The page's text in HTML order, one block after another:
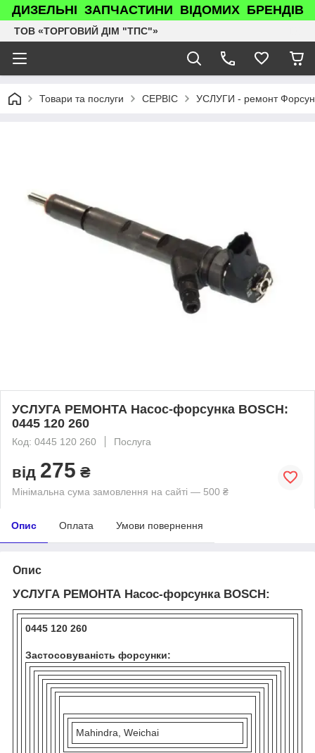
ДИЗЕЛЬНІ ЗАПЧАСТИНИ ВІДОМИХ БРЕНДІВ
ТОВ «ТОРГОВИЙ ДІМ "ТПС"»
Товари та послуги СЕРВІС УСЛУГИ - ремонт
УСЛУГА РЕМОНТА Насос-форсунка BOSCH:
0445 120 260
Код: 0445 120 260 Послуга
від 275 ₴
Мінімальна сума замовлення на сайті — 500 ₴
Опис Оплата Умови повернення
Опис
УСЛУГА РЕМОНТА Насос-форсунка BOSCH:
0445 120 260
Застосовуваність форсунки:
Mahindra, Weichai